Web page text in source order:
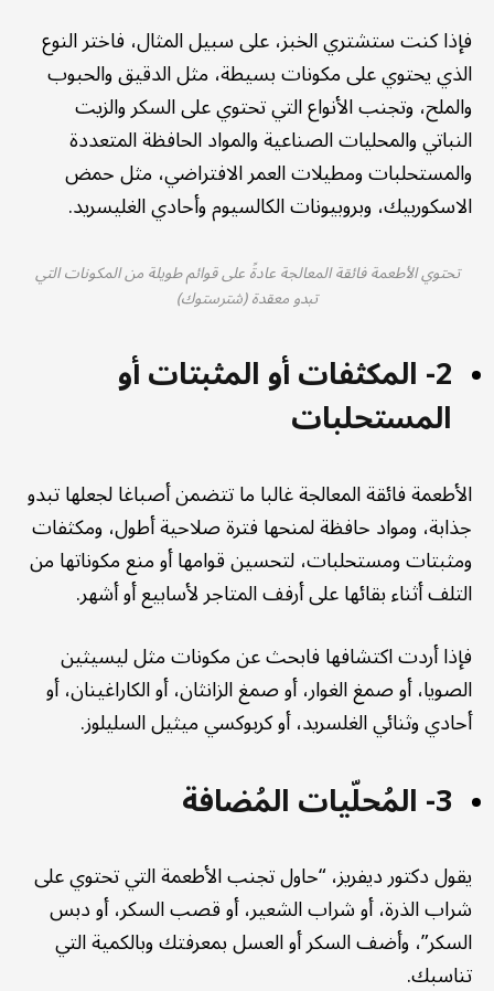
فإذا كنت ستشتري الخبز، على سبيل المثال، فاختر النوع
الذي يحتوي على مكونات بسيطة، مثل الدقيق والحبوب
والملح، وتجنب الأنواع التي تحتوي على السكر والزيت
النباتي والمحليات الصناعية والمواد الحافظة المتعددة
والمستحلبات ومطيلات العمر الافتراضي، مثل حمض
الاسكوربيك، وبروبيونات الكالسيوم وأحادي الغليسريد.
تحتوي الأطعمة فائقة المعالجة عادةً على قوائم طويلة من المكونات التي
تبدو معقدة (شترستوك)
2- المكثفات أو المثبتات أو
المستحلبات
الأطعمة فائقة المعالجة غالبا ما تتضمن أصباغا لجعلها تبدو
جذابة، ومواد حافظة لمنحها فترة صلاحية أطول، ومكثفات
ومثبتات ومستحلبات، لتحسين قوامها أو منع مكوناتها من
التلف أثناء بقائها على أرفف المتاجر لأسابيع أو أشهر.
فإذا أردت اكتشافها فابحث عن مكونات مثل ليسيثين
الصويا، أو صمغ الغوار، أو صمغ الزانثان، أو الكاراغينان، أو
أحادي وثنائي الغلسريد، أو كربوكسي ميثيل السليلوز.
3- المُحلّيات المُضافة
يقول دكتور ديفريز، “حاول تجنب الأطعمة التي تحتوي على
شراب الذرة، أو شراب الشعير، أو قصب السكر، أو دبس
السكر”، وأضف السكر أو العسل بمعرفتك وبالكمية التي
تناسبك.